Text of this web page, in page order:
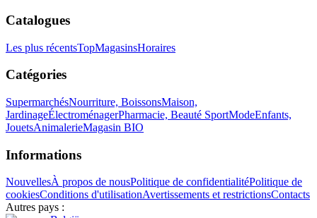
Catalogues
Les plus récentsTopMagasinsHoraires
Catégories
SupermarchésNourriture, BoissonsMaison,
JardinageÉlectroménagerPharmacie, Beauté SportModeEnfants,
JouetsAnimalerieMagasin BIO
Informations
NouvellesÀ propos de nousPolitique de confidentialitéPolitique de
cookiesConditions d'utilisationAvertissements et restrictionsContacts
Autres pays :